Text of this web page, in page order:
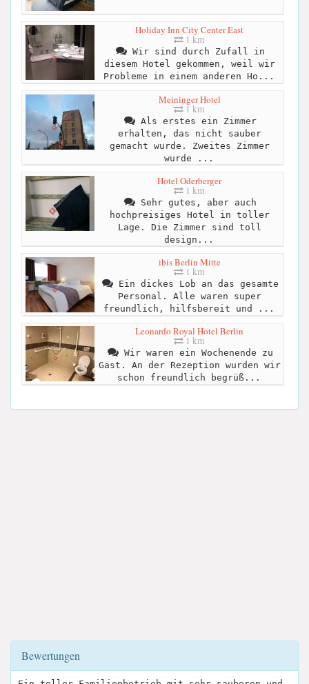
Holiday Inn City Center East
1 km
Wir sind durch Zufall in
diesem Hotel gekommen, weil wir
Probleme in einem anderen Ho...
Meininger Hotel
1 km
Als erstes ein Zimmer
erhalten, das nicht sauber
gemacht wurde. Zweites Zimmer
wurde ...
Hotel Oderberger
1 km
Sehr gutes, aber auch
hochpreisiges Hotel in toller
Lage. Die Zimmer sind toll
design...
ibis Berlin Mitte
1 km
Ein dickes Lob an das gesamte
Personal. Alle waren super
freundlich, hilfsbereit und ...
Leonardo Royal Hotel Berlin
1 km
Wir waren ein Wochenende zu
Gast. An der Rezeption wurden wir
schon freundlich begrüß...
Bewertungen